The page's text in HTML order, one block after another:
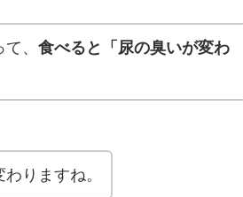
、 食べると「尿の臭いが変わ
りますね。